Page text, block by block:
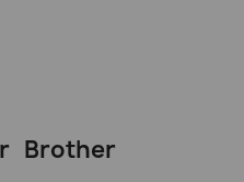
Brother